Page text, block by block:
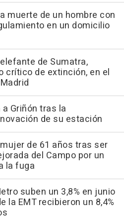
muerte de un hombre con
en un domicilio
de Sumatra,
crítico de extinción, en el
Griñón tras la
de su estación
de 61 años tras ser
del Campo por un
la fuga
suben un 3,8% en junio
la EMT recibieron un 8,4%